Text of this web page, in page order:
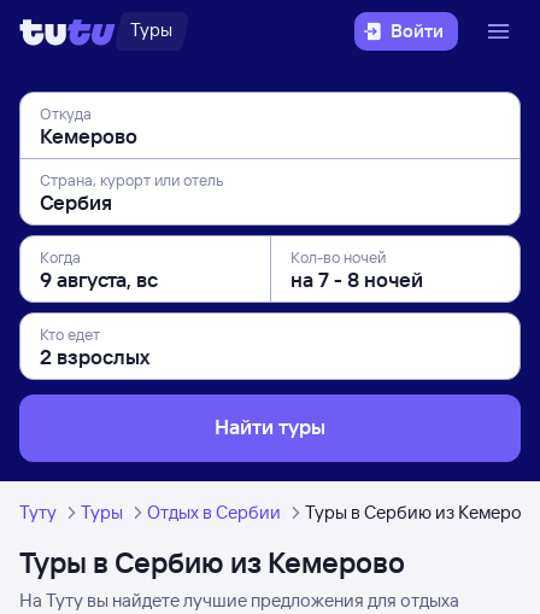
Туры Войти
Откуда
Страна, курорт или отель
Когда Кол-во ночей
Кто едет
Найти туры
Туту Туры Отдых в Сербии Туры в Сербию из
Туры в Сербию из Кемерово
На Туту вы найдете лучшие предложения для отдыха